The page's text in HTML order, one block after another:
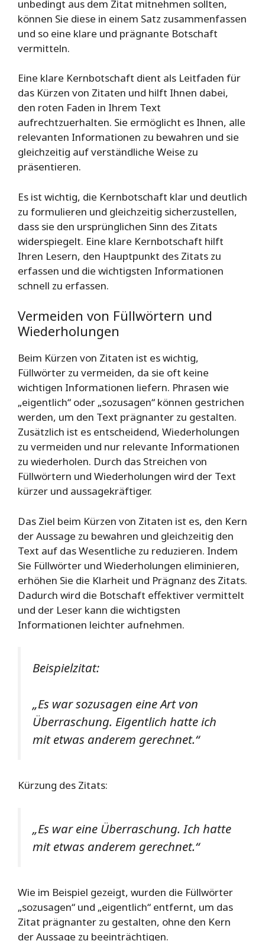
unbedingt aus dem Zitat mitnehmen sollten,
können Sie diese in einem Satz zusammenfassen
und so eine klare und prägnante Botschaft
vermitteln.
Eine klare Kernbotschaft dient als Leitfaden für
das Kürzen von Zitaten und hilft Ihnen dabei,
den roten Faden in Ihrem Text
aufrechtzuerhalten. Sie ermöglicht es Ihnen, alle
relevanten Informationen zu bewahren und sie
gleichzeitig auf verständliche Weise zu
präsentieren.
Es ist wichtig, die Kernbotschaft klar und deutlich
zu formulieren und gleichzeitig sicherzustellen,
dass sie den ursprünglichen Sinn des Zitats
widerspiegelt. Eine klare Kernbotschaft hilft
Ihren Lesern, den Hauptpunkt des Zitats zu
erfassen und die wichtigsten Informationen
schnell zu erfassen.
Vermeiden von Füllwörtern und
Wiederholungen
Beim Kürzen von Zitaten ist es wichtig,
Füllwörter zu vermeiden, da sie oft keine
wichtigen Informationen liefern. Phrasen wie
„eigentlich“ oder „sozusagen“ können gestrichen
werden, um den Text prägnanter zu gestalten.
Zusätzlich ist es entscheidend, Wiederholungen
zu vermeiden und nur relevante Informationen
zu wiederholen. Durch das Streichen von
Füllwörtern und Wiederholungen wird der Text
kürzer und aussagekräftiger.
Das Ziel beim Kürzen von Zitaten ist es, den Kern
der Aussage zu bewahren und gleichzeitig den
Text auf das Wesentliche zu reduzieren. Indem
Sie Füllwörter und Wiederholungen eliminieren,
erhöhen Sie die Klarheit und Prägnanz des Zitats.
Dadurch wird die Botschaft effektiver vermittelt
und der Leser kann die wichtigsten
Informationen leichter aufnehmen.
Beispielzitat:
„Es war sozusagen eine Art von
Überraschung. Eigentlich hatte ich
mit etwas anderem gerechnet.“
Kürzung des Zitats:
„Es war eine Überraschung. Ich hatte
mit etwas anderem gerechnet.“
Wie im Beispiel gezeigt, wurden die Füllwörter
„sozusagen“ und „eigentlich“ entfernt, um das
Zitat prägnanter zu gestalten, ohne den Kern
der Aussage zu beeinträchtigen.